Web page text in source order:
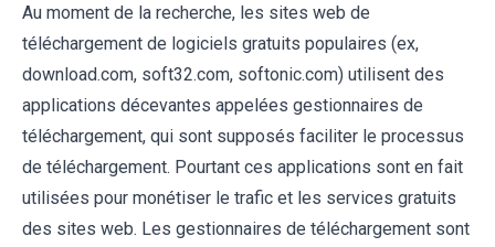
Au moment de la recherche, les sites web de
téléchargement de logiciels gratuits populaires (ex,
download.com, soft32.com, softonic.com) utilisent des
applications décevantes appelées gestionnaires de
téléchargement, qui sont supposés faciliter le processus
de téléchargement. Pourtant ces applications sont en fait
utilisées pour monétiser le trafic et les services gratuits
des sites web. Les gestionnaires de téléchargement sont